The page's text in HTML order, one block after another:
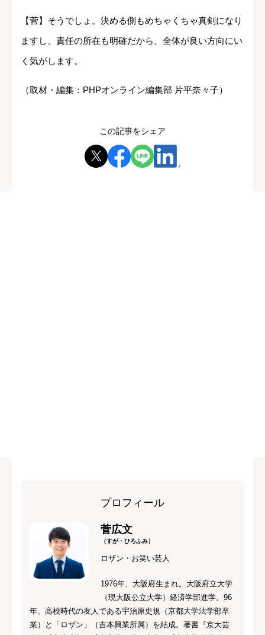
【菅】そうでしょ。決める側もめちゃくちゃ真剣になり
ますし、責任の所在も明確だから、全体が良い方向にい
く気がします。
（取材・編集：PHPオンライン編集部 片平奈々子）
この記事をシェア
プロフィール
菅広文
（すが・ひろふみ）
ロザン・お笑い芸人
1976年、大阪府生まれ。大阪府立大学
（現大阪公立大学）経済学部進学。96
年、高校時代の友人である宇治原史規（京都大学法学部卒
業）と「ロザン」（吉本興業所属）を結成。著書『京大芸